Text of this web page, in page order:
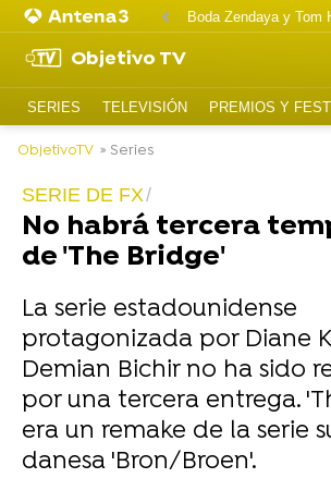
Boda Zendaya y Tom
Objetivo TV
SERIES TELEVISIÓN PREMIOS Y
ObjetivoTV » Series
SERIE DE FX
No habrá tercera
de 'The Bridge'
La serie estadounidense
protagonizada por Diane
Demian Bichir no ha sido
por una tercera entrega.
era un remake de la serie
danesa 'Bron/Broen'.